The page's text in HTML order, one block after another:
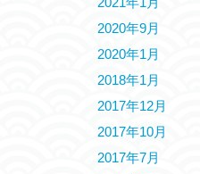
2020年9月
2020年1月
2018年1月
2017年12月
2017年10月
2017年7月